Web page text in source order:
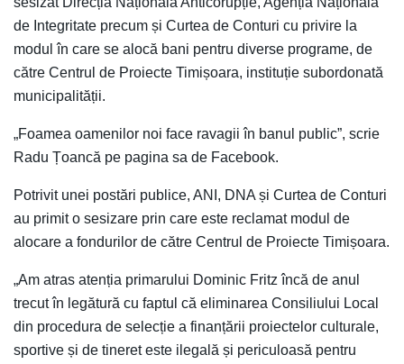
de Integritate precum și Curtea de Conturi cu privire la
modul în care se alocă bani pentru diverse programe, de
către Centrul de Proiecte Timișoara, instituție subordonată
municipalității.
„Foamea oamenilor noi face ravagii în banul public”, scrie
Radu Țoancă pe pagina sa de Facebook.
Potrivit unei postări publice, ANI, DNA și Curtea de Conturi
au primit o sesizare prin care este reclamat modul de
alocare a fondurilor de către Centrul de Proiecte Timișoara.
„Am atras atenția primarului Dominic Fritz încă de anul
trecut în legătură cu faptul că eliminarea Consiliului Local
din procedura de selecție a finanțării proiectelor culturale,
sportive și de tineret este ilegală și periculoasă pentru